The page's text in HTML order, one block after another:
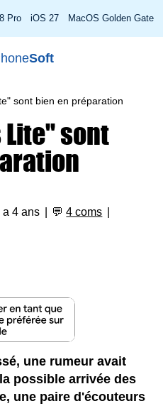
Pro iOS 27 MacOS Golden Gate
Soft
sont bien en préparation
Lite" sont
a 4 ans 💬4 coms
une rumeur avait
possible arrivée des
une paire d'écouteurs